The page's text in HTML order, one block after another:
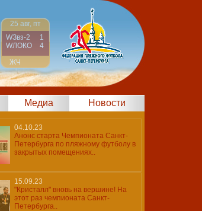
25 авг, пт
WЗвз-2
1
WЛОКО
4
ЖЧ
Финал
Медиа Новости
04.10.23
Анонс старта Чемпионата Санкт-
Петербурга по пляжному футболу в
закрытых помещениях..
15.09.23
"Кристалл" вновь на вершине! На
этот раз чемпионата Санкт-
Петербурга..